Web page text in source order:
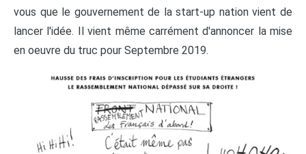
vous que le gouvernement de la start-up nation vient de
lancer l'idée. Il vient même carrément d'annoncer la mise
en oeuvre du truc pour Septembre 2019.